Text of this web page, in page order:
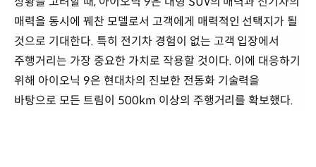
매력을 동시에 꿰찬 모델로서 고객에게 매력적인 선택지가 될
것으로 기대한다. 특히 전기차 경험이 없는 고객 입장에서
주행거리는 가장 중요한 가치로 작용할 것이다. 이에 대응하기
위해 아이오닉 9은 현대차의 진보한 전동화 기술력을
바탕으로 모든 트림이 500km 이상의 주행거리를 확보했다.